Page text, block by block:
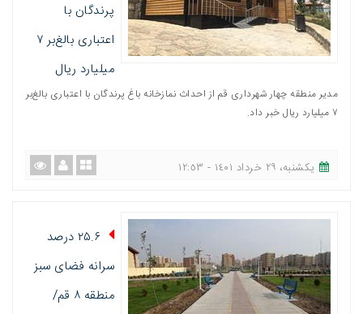
پرندگان با
اعتباری بالغ‌بر ۷
میلیارد ریال
مدیر منطقه چهار شهرداری قم از احداث نمازخانه باغ پرندگان با اعتباری بالغ‌بر
٧ میلیارد ریال خبر داد.
یکشنبه، ٢٩ خرداد ١٤٠١ - ١٢:٥٣
۲۵.۶ درصد
سرانه فضای سبز
منطقه ۸ قم/